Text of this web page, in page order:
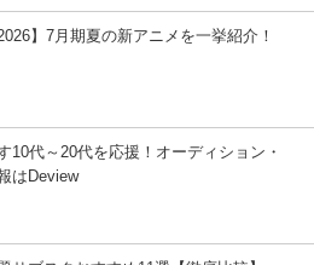
】7月期夏の新アニメを一挙紹介！
10代～20代を応援！オーディション・
はDeview